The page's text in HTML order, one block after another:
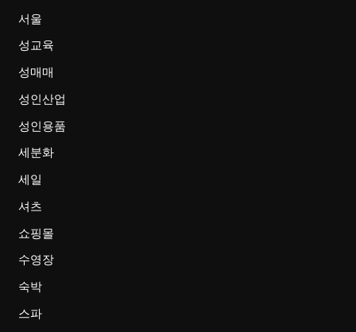
서울
성교육
성매매
성인산업
성인용품
세분화
세일
셔츠
쇼핑몰
수영장
숙박
스파